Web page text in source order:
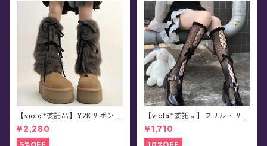
【viola*委託品】Y2Kリボン・
レッグウォーマー(全4色)
¥2,280
【viola*委託品】フリル・リボ
ンつき・網タイツ/ソックス(全
2色)
¥1,710